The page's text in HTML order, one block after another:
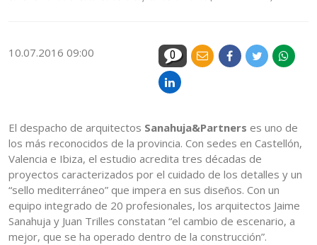
10.07.2016 09:00 0
El despacho de arquitectos Sanahuja&Partners es uno de
los más reconocidos de la provincia. Con sedes en Castellón,
Valencia e Ibiza, el estudio acredita tres décadas de
proyectos caracterizados por el cuidado de los detalles y un
“sello mediterráneo” que impera en sus diseños. Con un
equipo integrado de 20 profesionales, los arquitectos Jaime
Sanahuja y Juan Trilles constatan “el cambio de escenario, a
mejor, que se ha operado dentro de la construcción”.